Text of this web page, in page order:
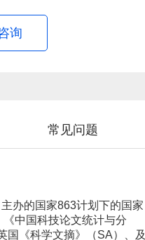
询
常见问题
办的国家863计划下的国家
中国科技论文统计与分
国《科学文摘》（SA）、及